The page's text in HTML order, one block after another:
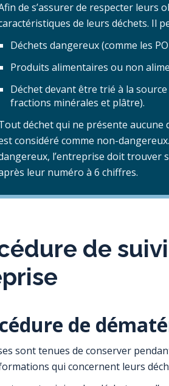
de s’assurer de respecter leurs
de leurs déchets. Il
Déchets dangereux (comme les
Produits alimentaires ou non
Déchet devant être trié à la
fractions minérales et plâtre).
déchet qui ne présente
considéré comme non-
l’entreprise doit trouver
leur numéro à 6 chiffres.
de
de
sont tenues de conserver
qui concernent leurs